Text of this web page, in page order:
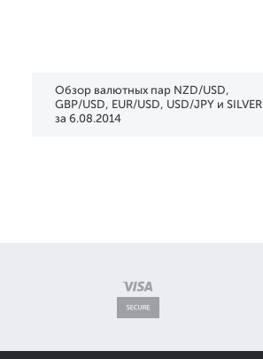
Обзор валютных пар NZD/USD,
GBP/USD, EUR/USD, USD/JPY и SILVER
за 6.08.2014